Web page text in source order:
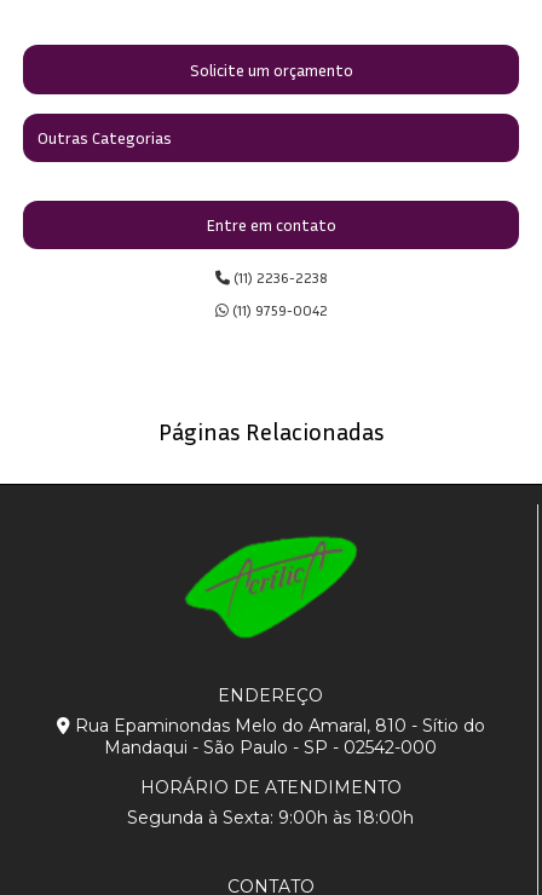
Solicite um orçamento
Outras Categorias
Entre em contato
(11) 2236-2238
(11) 9759-0042
Páginas Relacionadas
ENDEREÇO
Rua Epaminondas Melo do Amaral, 810 - Sítio do
Mandaqui - São Paulo - SP - 02542-000
HORÁRIO DE ATENDIMENTO
Segunda à Sexta: 9:00h às 18:00h
CONTATO